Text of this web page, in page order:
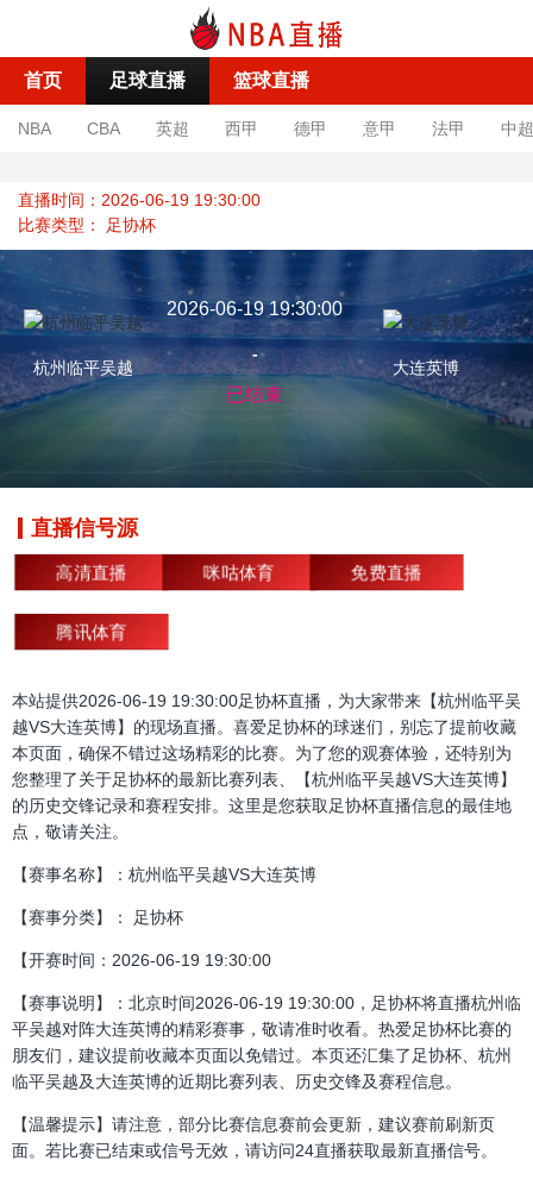
首页 足球直播 篮球直播
NBA CBA 英超 西甲 德甲 意甲 法甲 中超
直播时间：2026-06-19 19:30:00
比赛类型： 足协杯
杭州临平吴越
2026-06-19 19:30:00
-
已结束
大连英博
直播信号源
高清直播 咪咕体育 免费直播
腾讯体育
本站提供2026-06-19 19:30:00足协杯直播，为大家带来【杭州临平吴
越VS大连英博】的现场直播。喜爱足协杯的球迷们，别忘了提前收藏
本页面，确保不错过这场精彩的比赛。为了您的观赛体验，还特别为
您整理了关于足协杯的最新比赛列表、【杭州临平吴越VS大连英博】
的历史交锋记录和赛程安排。这里是您获取足协杯直播信息的最佳地
点，敬请关注。
【赛事名称】：杭州临平吴越VS大连英博
【赛事分类】： 足协杯
【开赛时间：2026-06-19 19:30:00
【赛事说明】：北京时间2026-06-19 19:30:00，足协杯将直播杭州临
平吴越对阵大连英博的精彩赛事，敬请准时收看。热爱足协杯比赛的
朋友们，建议提前收藏本页面以免错过。本页还汇集了足协杯、杭州
临平吴越及大连英博的近期比赛列表、历史交锋及赛程信息。
【温馨提示】请注意，部分比赛信息赛前会更新，建议赛前刷新页
面。若比赛已结束或信号无效，请访问24直播获取最新直播信号。